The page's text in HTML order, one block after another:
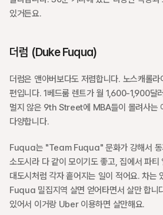
있거든요.
더럼 (Duke Fuqua)
더럼은 앤아버보다도 저렴합니다. 노스캐롤
편입니다. 1베드룸 렌트가 월 1,600-1,900달
멀지 않은 9th Street에 MBA들이 몰려사는
다양합니다.
Fuqua는 "Team Fuqua" 문화가 강해서 동
소도시라 다 같이 모이기도 좋고, 집에서 파티
대도시처럼 각자 흩어지는 일이 적어요. 차는
Fuqua 밀집지역 살면 얻어타면서 살만 합
있어서 이거랑 Uber 이용하면 살만해요.